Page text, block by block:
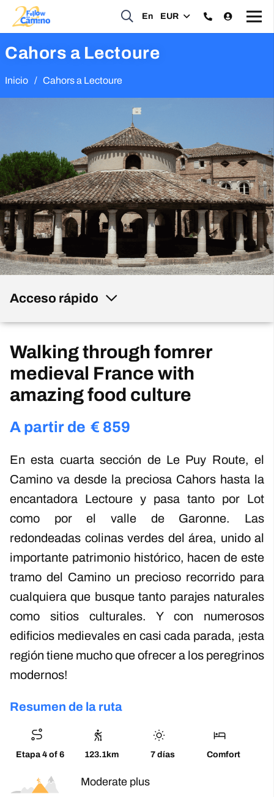
En EUR
Cahors a Lectoure
Inicio / Cahors a Lectoure
Acceso rápido
Walking through fomrer
medieval France with
amazing food culture
A partir de € 859
En esta cuarta sección de Le Puy Route, el
Camino va desde la preciosa Cahors hasta la
encantadora Lectoure y pasa tanto por Lot
como por el valle de Garonne. Las
redondeadas colinas verdes del área, unido al
importante patrimonio histórico, hacen de este
tramo del Camino un precioso recorrido para
cualquiera que busque tanto parajes naturales
como sitios culturales. Y con numerosos
edificios medievales en casi cada parada, ¡esta
región tiene mucho que ofrecer a los peregrinos
modernos!
Resumen de la ruta
Etapa 4 of 6 123.1km 7 días Comfort
Moderado-alto